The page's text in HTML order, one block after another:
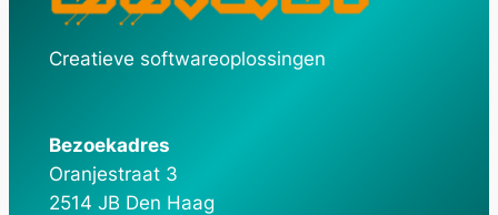
Creatieve softwareoplossingen
Bezoekadres
Oranjestraat 3
2514 JB Den Haag